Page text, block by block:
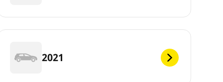
2021